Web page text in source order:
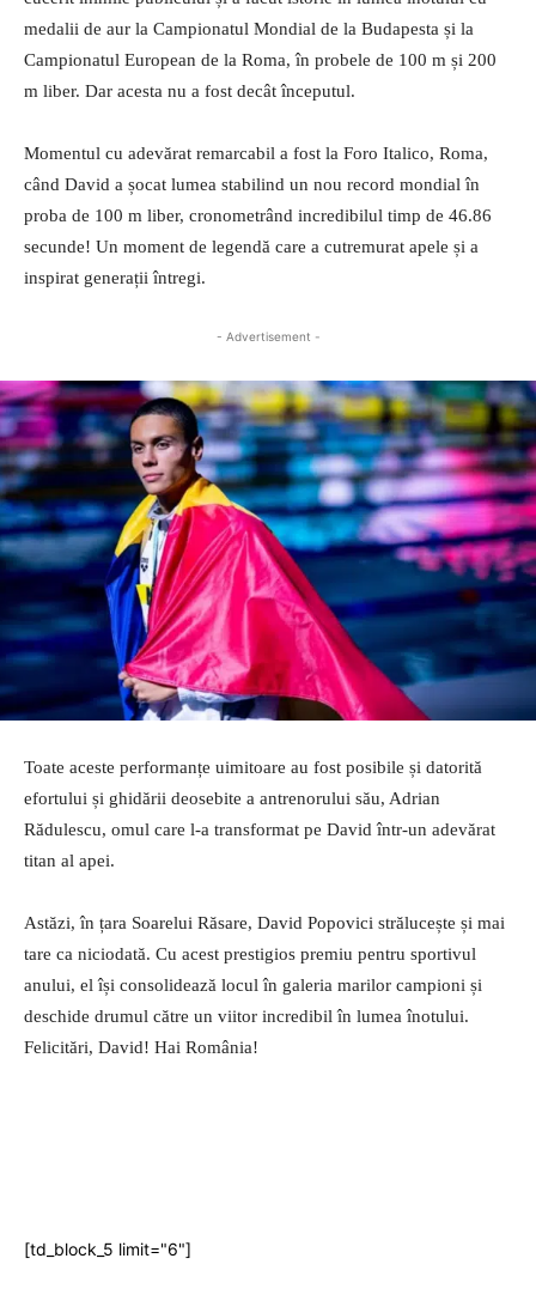
medalii de aur la Campionatul Mondial de la Budapesta și la
Campionatul European de la Roma, în probele de 100 m și 200
m liber. Dar acesta nu a fost decât începutul.
Momentul cu adevărat remarcabil a fost la Foro Italico, Roma,
când David a șocat lumea stabilind un nou record mondial în
proba de 100 m liber, cronometrând incredibilul timp de 46.86
secunde! Un moment de legendă care a cutremurat apele și a
inspirat generații întregi.
- Advertisement -
Toate aceste performanțe uimitoare au fost posibile și datorită
efortului și ghidării deosebite a antrenorului său, Adrian
Rădulescu, omul care l-a transformat pe David într-un adevărat
titan al apei.
Astăzi, în țara Soarelui Răsare, David Popovici strălucește și mai
tare ca niciodată. Cu acest prestigios premiu pentru sportivul
anului, el își consolidează locul în galeria marilor campioni și
deschide drumul către un viitor incredibil în lumea înotului.
Felicitări, David! Hai România!
[td_block_5 limit="6"]